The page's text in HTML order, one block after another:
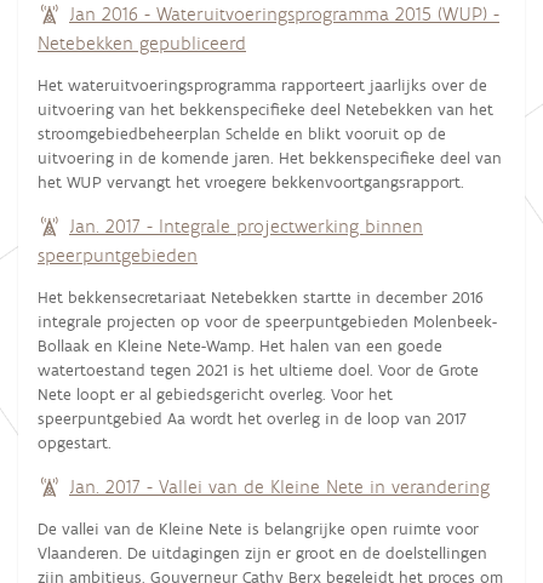
Jan 2016 - Wateruitvoeringsprogramma 2015 (WUP) -
Netebekken gepubliceerd
Het wateruitvoeringsprogramma rapporteert jaarlijks over de
uitvoering van het bekkenspecifieke deel Netebekken van het
stroomgebiedbeheerplan Schelde en blikt vooruit op de
uitvoering in de komende jaren. Het bekkenspecifieke deel van
het WUP vervangt het vroegere bekkenvoortgangsrapport.
Jan. 2017 - Integrale projectwerking binnen
speerpuntgebieden
Het bekkensecretariaat Netebekken startte in december 2016
integrale projecten op voor de speerpuntgebieden Molenbeek-
Bollaak en Kleine Nete-Wamp. Het halen van een goede
watertoestand tegen 2021 is het ultieme doel. Voor de Grote
Nete loopt er al gebiedsgericht overleg. Voor het
speerpuntgebied Aa wordt het overleg in de loop van 2017
opgestart.
Jan. 2017 - Vallei van de Kleine Nete in verandering
De vallei van de Kleine Nete is belangrijke open ruimte voor
Vlaanderen. De uitdagingen zijn er groot en de doelstellingen
zijn ambitieus. Gouverneur Cathy Berx begeleidt het proces om